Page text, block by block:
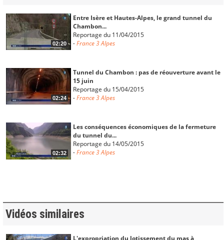
02:20
Entre Isère et Hautes-Alpes, le grand tunnel du
Chambon...
Reportage du 11/04/2015
-France 3 Alpes
02:24
Tunnel du Chambon : pas de réouverture avant le
15 juin
Reportage du 15/04/2015
-France 3 Alpes
02:32
Les conséquences économiques de la fermeture
du tunnel du...
Reportage du 14/05/2015
-France 3 Alpes
La menace d'effondrement de la montagne du
Vidéos similaires
L'expropriation du lotissement du mas à